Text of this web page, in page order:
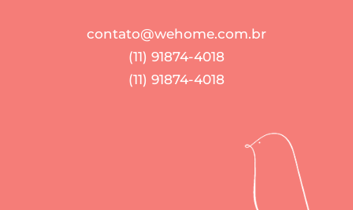
contato@wehome.com.br
(11) 91874-4018
(11) 91874-4018